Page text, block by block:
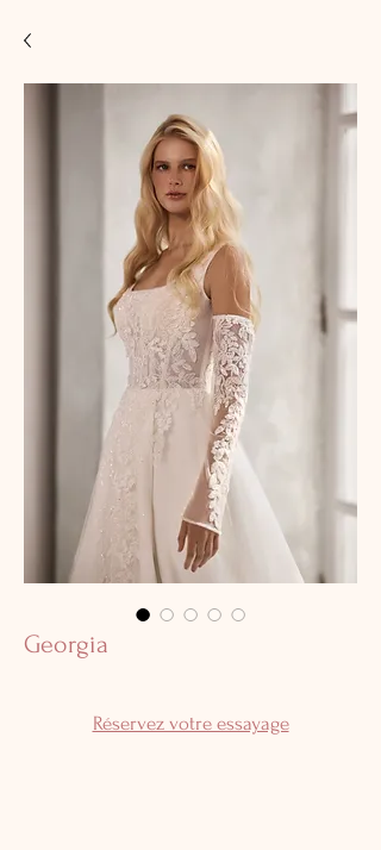
Georgia
Réservez votre essayage